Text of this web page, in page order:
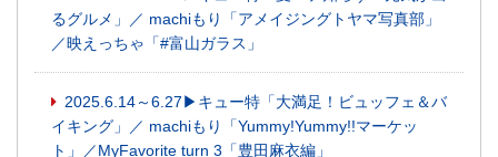
るグルメ」／ machiもり「アメイジングトヤマ写真部」
／映えっちゃ「#富山ガラス」
2025.6.14～6.27▶キュー特「大満足！ビュッフェ＆バ
イキング」／ machiもり「Yummy!Yummy!!マーケッ
ト」／MyFavorite turn 3「豊田麻衣編」